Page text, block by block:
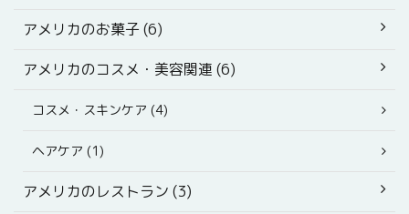
アメリカのお菓子 (6)
アメリカのコスメ・美容関連 (6)
コスメ・スキンケア (4)
ヘアケア (1)
アメリカのレストラン (3)